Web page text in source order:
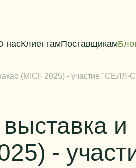
насКлиентамПоставщикам
(MICF 2025) - участие "СЕЛЛ-
и
-